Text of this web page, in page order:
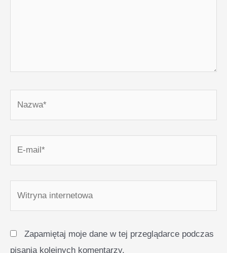
Zapamiętaj moje dane w tej przeglądarce podczas
pisania kolejnych komentarzy.